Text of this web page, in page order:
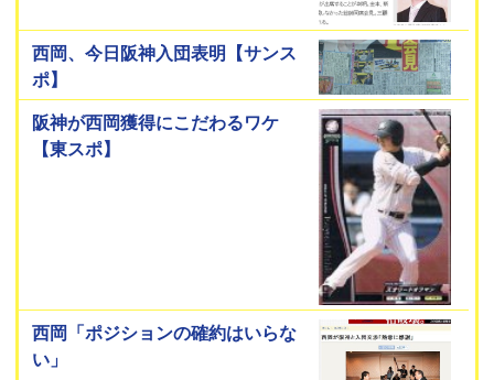
西岡、今日阪神入団表明【サンス
ポ】
阪神が西岡獲得にこだわるワケ
【東スポ】
西岡「ポジションの確約はいらな
い」